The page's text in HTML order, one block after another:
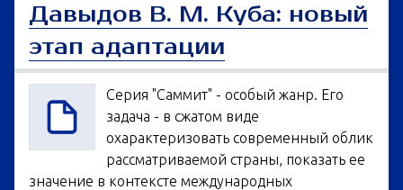
Давыдов В. М. Куба: новый
этап адаптации
Серия "Саммит" - особый жанр. Его
задача - в сжатом виде
охарактеризовать современный облик
рассматриваемой страны, показать ее
значение в контексте международных